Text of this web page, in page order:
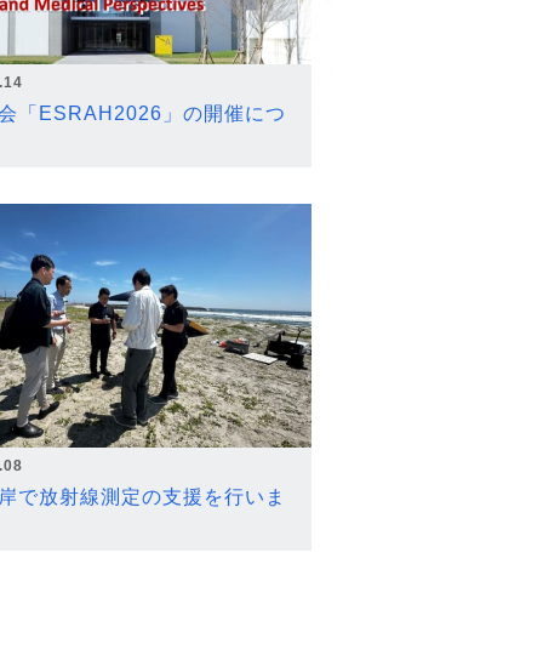
「ESRAH2026」の開催につ
で放射線測定の支援を行いま